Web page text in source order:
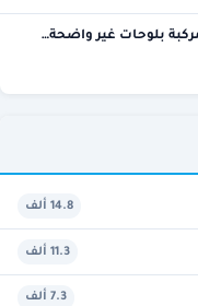
بلوحات غير واضحة…
14.8 ألف
11.3 ألف
7.3 ألف